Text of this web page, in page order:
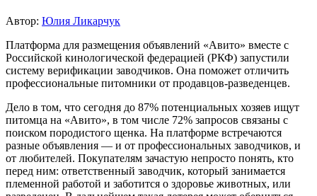
Автор: Юлия Ликарчук
Платформа для размещения объявлений «Авито» вместе с
Российской кинологической федерацией (РКФ) запустили
систему верификации заводчиков. Она поможет отличить
профессиональные питомники от продавцов-разведенцев.
Дело в том, что сегодня до 87% потенциальных хозяев ищут
питомца на «Авито», в том числе 72% запросов связаны с
поиском породистого щенка. На платформе встречаются
разные объявления — и от профессиональных заводчиков, и
от любителей. Покупателям зачастую непросто понять, кто
перед ним: ответственный заводчик, который занимается
племенной работой и заботится о здоровье животных, или